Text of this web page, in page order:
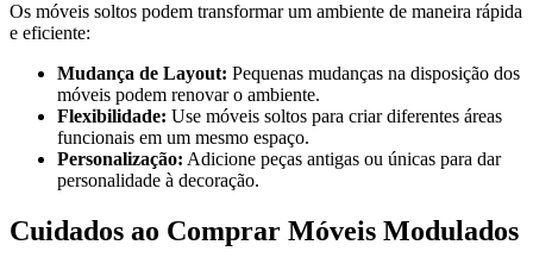
Os móveis soltos podem transformar um ambiente de maneira rápida
e eficiente:
Mudança de Layout: Pequenas mudanças na disposição dos
móveis podem renovar o ambiente.
Flexibilidade: Use móveis soltos para criar diferentes áreas
funcionais em um mesmo espaço.
Personalização: Adicione peças antigas ou únicas para dar
personalidade à decoração.
Cuidados ao Comprar Móveis Modulados